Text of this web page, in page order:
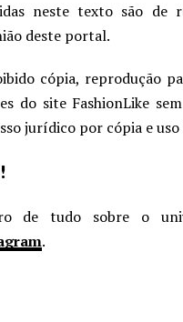
neste texto são de
deste portal.
cópia, reprodução
do site FashionLike
jurídico por cópia e
de tudo sobre o
.